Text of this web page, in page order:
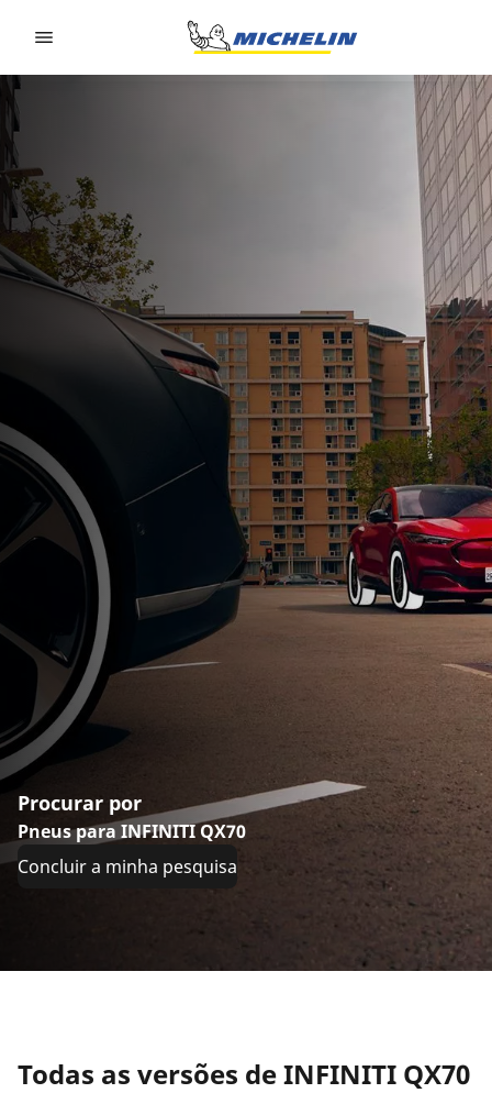
Procurar por
Pneus para INFINITI QX70
Concluir a minha pesquisa
Todas as versões de INFINITI QX70